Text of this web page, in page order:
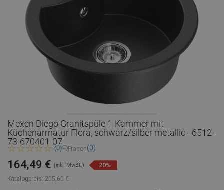
Mexen Diego Granitspüle 1-Kammer mit
Küchenarmatur Flora, schwarz/silber metallic - 6512-
73-670401-07
(0) Fragen(0)
Katalogpreis: 205,60 €
164,49 € (inkl. MwSt.) 20%